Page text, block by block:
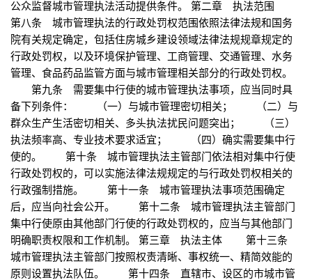
公众监督城市管理执法活动提供条件。 第二章 执法范围
第八条 城市管理执法的行政处罚权范围依照法律法规和国务
院有关规定确定，包括住房城乡建设领域法律法规规章规定的
行政处罚权，以及环境保护管理、工商管理、交通管理、水务
管理、食品药品监管方面与城市管理相关部分的行政处罚权。
第九条 需要集中行使的城市管理执法事项，应当同时具
备下列条件： （一）与城市管理密切相关； （二）与
群众生产生活密切相关、多头执法扰民问题突出； （三）
执法频率高、专业技术要求适宜； （四）确实需要集中行
使的。 第十条 城市管理执法主管部门依法相对集中行使
行政处罚权的，可以实施法律法规规定的与行政处罚权相关的
行政强制措施。 第十一条 城市管理执法事项范围确定
后，应当向社会公开。 第十二条 城市管理执法主管部门
集中行使原由其他部门行使的行政处罚权的，应当与其他部门
明确职责权限和工作机制。 第三章 执法主体 第十三条
城市管理执法主管部门按照权责清晰、事权统一、精简效能的
原则设置执法队伍。 第十四条 直辖市、设区的市城市管